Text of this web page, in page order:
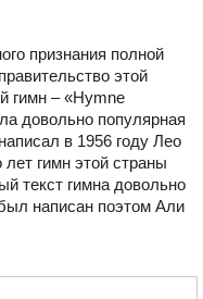
признания полной
этой
гимн – «Hymne
довольно популярная
в 1956 году Лео
гимн этой страны
текст гимна довольно
написан поэтом Али